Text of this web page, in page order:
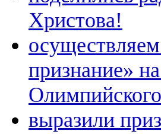
Христова!
признание»
выразили